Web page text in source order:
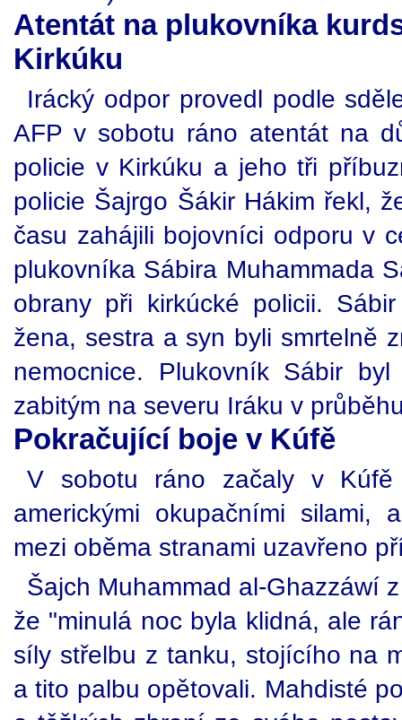
Atentát na plukovníka
Kirkúku
Irácký odpor provedl podle
AFP v sobotu ráno atentát na
policie v Kirkúku a jeho tři
policie Šajrgo Šákir Hákim řekl,
času zahájili bojovníci odporu v
plukovníka Sábira Muhammada
obrany při kirkúcké policii.
žena, sestra a syn byli smrtelně
nemocnice. Plukovník Sábir
zabitým na severu Iráku v
Pokračující boje v Kúfě
V sobotu ráno začaly v
americkými okupačními silami,
mezi oběma stranami uzavřeno
Šajch Muhammad al-Ghazzáwí
že "minulá noc byla klidná, ale
síly střelbu z tanku, stojícího na
a tito palbu opětovali. Mahdisté